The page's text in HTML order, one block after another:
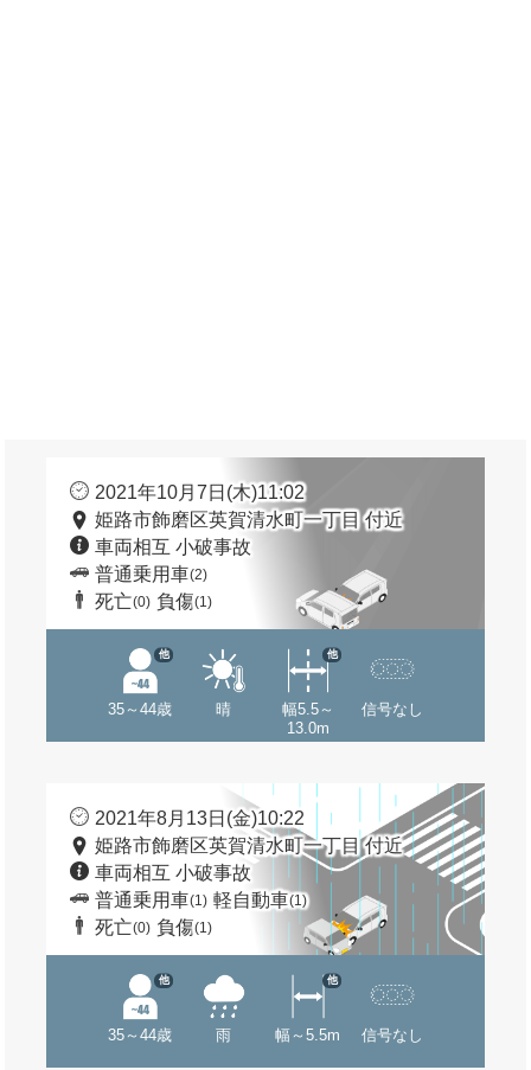
2021年10月7日(木)11:02
姫路市飾磨区英賀清水町一丁目 付近
車両相互 小破事故
普通乗用車(2)
死亡(0) 負傷(1)
35～44歳
他
晴
幅5.5～
13.0m
他
信号なし
2021年8月13日(金)10:22
姫路市飾磨区英賀清水町一丁目 付近
車両相互 小破事故
普通乗用車(1) 軽自動車(1)
死亡(0) 負傷(1)
35～44歳
他
雨 幅～5.5m
他
信号なし